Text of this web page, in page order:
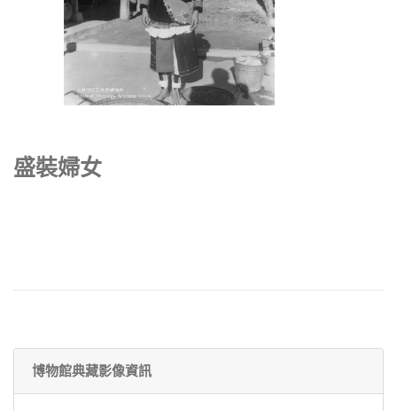
盛裝婦女
博物館典藏影像資訊